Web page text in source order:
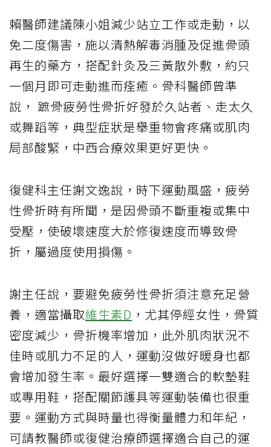
賴醫師建議陳小姐減少站立工作或走動，以
免二度傷害，施以清熱解毒消腫及促進骨頭
再生的藥方，搭配針灸及三黃散外敷，約只
一個月即可走動進而痊癒。骨科醫師曾準
說， 蹠骨疲勞性骨折好發於久站者、走太久
或舞蹈等，典型症狀是舉重物會疼痛或肌肉
局部酸緊，中西合療效果更好更快。
復健科主任謝文逸說，時下運動風盛，疲勞
性骨折時有所聞，是因骨頭不斷重複或集中
受壓，使破壞速度大於修復速度而導致骨
折，屬過度使用損傷。
謝主任說，要避免疲勞性骨折須注意充足營
養，適當攝取維生素D ，尤其停經女性，骨質
密度減少，骨折機率增加，此外肌肉狀況不
佳時或肌力不足的人，運動沒做好暖身也都
會增加發生率。最好選擇一雙適合的軟墊鞋
或專用鞋，搭配關節護具等運動裝備也很重
要。運動方式與時量也得衡量體力和年紀，
可請教醫師或復健治療師選擇適合自己的運